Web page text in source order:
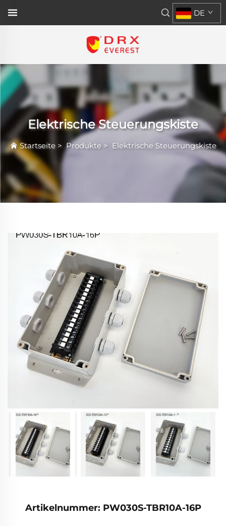
DE
Elektrische Steuerungskiste
Startseite>Produkte> Elektrische Steuerungskiste
Artikelnummer: PW030S-TBR10A-16P